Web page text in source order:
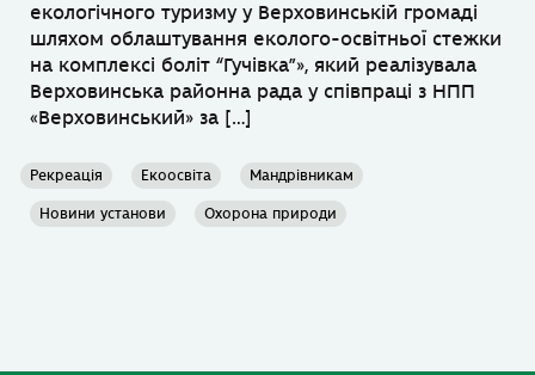
екологічного туризму у Верховинській громаді
шляхом облаштування еколого-освітньої стежки
на комплексі боліт “Гучівка”», який реалізувала
Верховинська районна рада у співпраці з НПП
«Верховинський» за […]
Рекреація Екоосвіта Мандрівникам
Новини установи Охорона природи